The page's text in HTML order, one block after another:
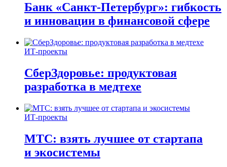
Банк «Санкт-Петербург»: гибкость
и инновации в финансовой сфере
ИТ-проекты
СберЗдоровье: продуктовая
разработка в медтехе
ИТ-проекты
МТС: взять лучшее от стартапа
и экосистемы